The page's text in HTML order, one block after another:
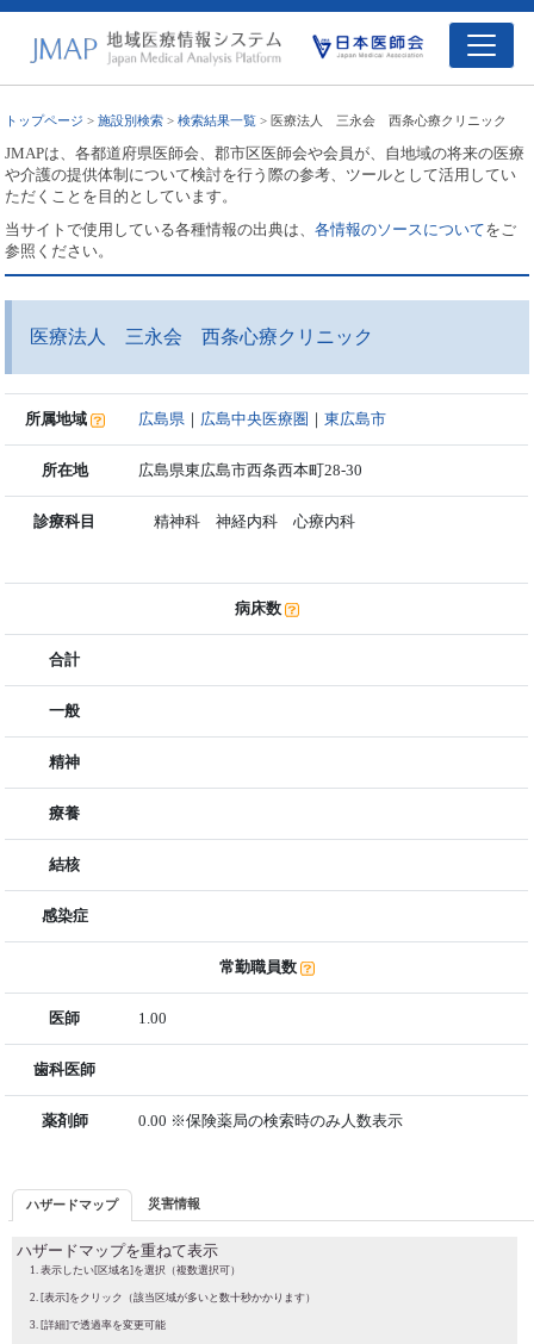
トップページ >施設別検索 >検索結果一覧 > 医療法人 三永会 西条心療クリニック
JMAPは、各都道府県医師会、郡市区医師会や会員が、自地域の将来の医療
や介護の提供体制について検討を行う際の参考、ツールとして活用してい
ただくことを目的としています。
当サイトで使用している各種情報の出典は、各情報のソースについてをご
参照ください。
医療法人 三永会 西条心療クリニック
所属地域 広島県 ｜ 広島中央医療圏 ｜東広島市
所在地 広島県東広島市西条西本町28-30
診療科目 精神科 神経内科 心療内科
病床数
合計
一般
精神
療養
結核
感染症
常勤職員数
医師 1.00
歯科医師
薬剤師 0.00 ※保険薬局の検索時のみ人数表示
ハザードマップ 災害情報
ハザードマップを重ねて表示
表示したい[区域名]を選択（複数選択可）
[表示]をクリック（該当区域が多いと数十秒かかります）
[詳細]で透過率を変更可能